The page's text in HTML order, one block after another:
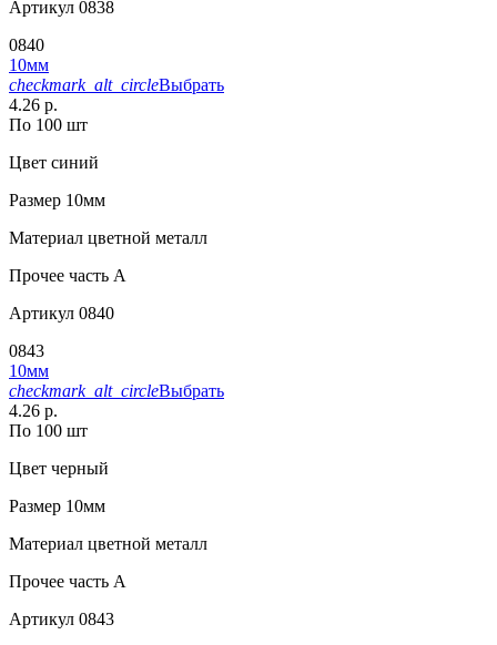
Артикул 0838
0840
10мм
checkmark_alt_circleВыбрать
4.26 р.
По 100 шт
Цвет синий
Размер 10мм
Материал цветной металл
Прочее часть A
Артикул 0840
0843
10мм
checkmark_alt_circleВыбрать
4.26 р.
По 100 шт
Цвет черный
Размер 10мм
Материал цветной металл
Прочее часть A
Артикул 0843